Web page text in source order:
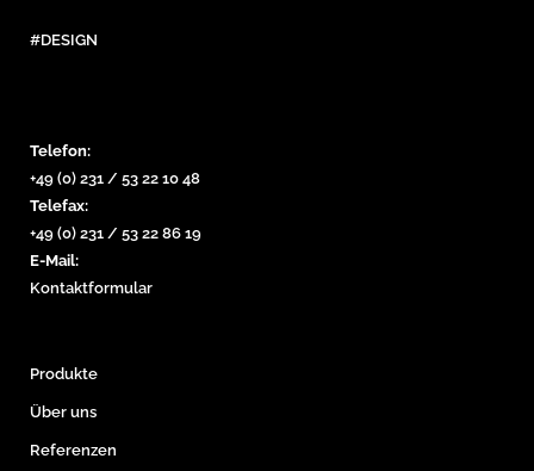
#DESIGN
Telefon:
+49 (0) 231 / 53 22 10 48
Telefax:
+49 (0) 231 / 53 22 86 19
E-Mail:
Kontaktformular
Produkte
Über uns
Referenzen